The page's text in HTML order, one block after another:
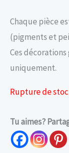
Chaque pièce
(pigments et
Ces
uniquement.
Rupture de
Tu aimes?